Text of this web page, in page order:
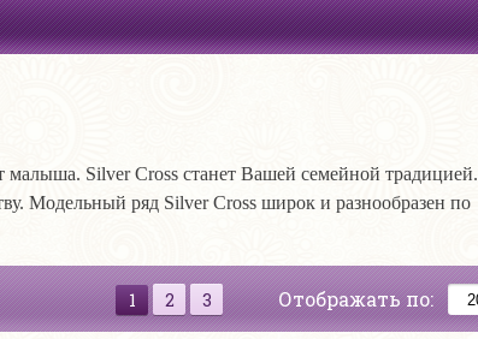
малыша. Silver Cross станет Вашей семейной традицией.
Модельный ряд Silver Cross широк и разнообразен по
Отображать по:
1 2 3